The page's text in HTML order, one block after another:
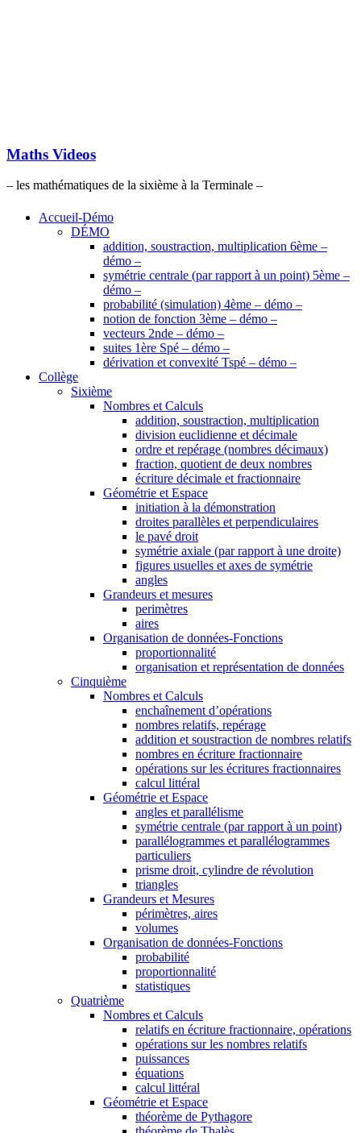
Maths Videos
– les mathématiques de la sixième à la Terminale –
Accueil-Démo
DÉMO
addition, soustraction, multiplication 6ème –
démo –
symétrie centrale (par rapport à un point) 5ème –
démo –
probabilité (simulation) 4ème – démo –
notion de fonction 3ème – démo –
vecteurs 2nde – démo –
suites 1ère Spé – démo –
dérivation et convexité Tspé – démo –
Collège
Sixième
Nombres et Calculs
addition, soustraction, multiplication
division euclidienne et décimale
ordre et repérage (nombres décimaux)
fraction, quotient de deux nombres
écriture décimale et fractionnaire
Géométrie et Espace
initiation à la démonstration
droites parallèles et perpendiculaires
le pavé droit
symétrie axiale (par rapport à une droite)
figures usuelles et axes de symétrie
angles
Grandeurs et mesures
perimètres
aires
Organisation de données-Fonctions
proportionnalité
organisation et représentation de données
Cinquième
Nombres et Calculs
enchaînement d’opérations
nombres relatifs, repérage
addition et soustraction de nombres relatifs
nombres en écriture fractionnaire
opérations sur les écritures fractionnaires
calcul littéral
Géométrie et Espace
angles et parallélisme
symétrie centrale (par rapport à un point)
parallélogrammes et parallélogrammes
particuliers
prisme droit, cylindre de révolution
triangles
Grandeurs et Mesures
périmètres, aires
volumes
Organisation de données-Fonctions
probabilité
proportionnalité
statistiques
Quatrième
Nombres et Calculs
relatifs en écriture fractionnaire, opérations
opérations sur les nombres relatifs
puissances
équations
calcul littéral
Géométrie et Espace
théorème de Pythagore